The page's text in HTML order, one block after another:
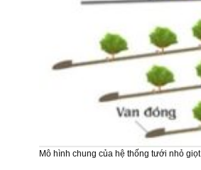
Mô hình chung của hệ thống tưới nhỏ giọt